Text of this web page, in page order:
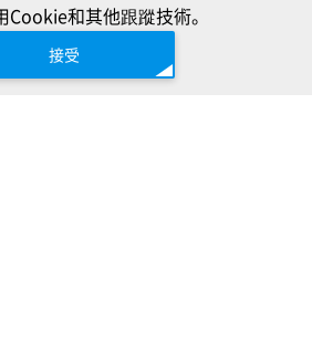
和其他跟蹤技術。
接受